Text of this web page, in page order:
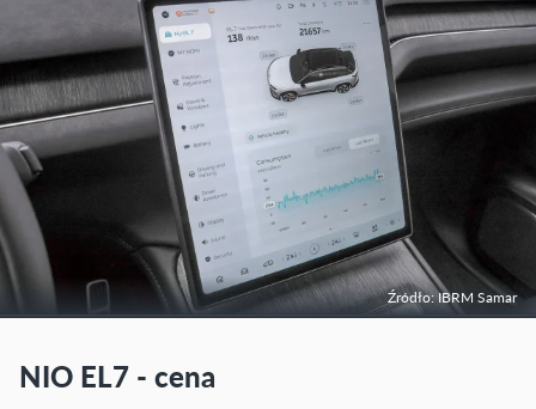
Źródło: IBRM Samar
NIO EL7 - cena